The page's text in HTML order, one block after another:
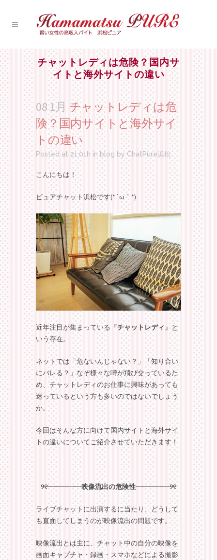
チャットレディは危険？国内サ
イトと海外サイトの違い
08 1月 チャットレディは危
険？国内サイトと海外サイ
トの違い
Posted at 21:01h inblog byChatPure浜松
こんにちは！
ピュアチャット浜松です(*´ω｀*)
近年注目が集まっている『チャットレディ 』と
いう存在。
ネットでは「危ないんじゃない？」「知り合い
にバレる？」なぞ様々な噂が飛び交っているた
め、チャットレディのお仕事に興味があっても
迷っているという方も多いのではないでしょう
か。
今回はそんな方に向けて国内サイトと海外サイ
トの違いについてご紹介させていただきます！
୨୧┈┈┈┈┈映像流出の危険性┈┈┈┈┈୨୧
ライブチャットに出演するに当たり、どうして
も直面してしまうのが映像流出の問題です。
映像流出とは主に、 チャット中の自分の映像を
画面キャプチャ・録画・スマホなどによる撮影